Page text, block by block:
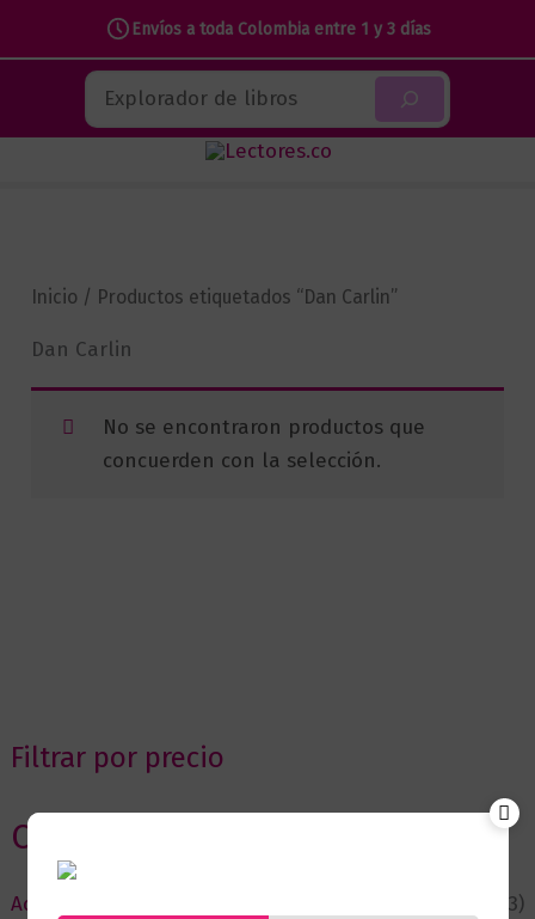
Envíos a toda Colombia entre 1 y 3 días
contenido
Buscar
Filtrar por precio
Categorias
Actualidad
(53)
Inicio / Productos etiquetados “Dan Carlin”
Dan Carlin
No se encontraron productos que
concuerden con la selección.